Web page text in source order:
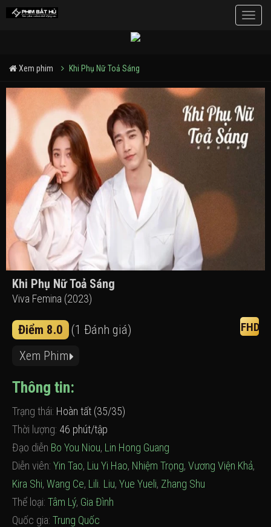
Toggle
Xem phim Khi Phụ Nữ Toả Sáng
Khi Phụ Nữ Toả Sáng
Viva Femina (2023)
Điểm 8.0 (1 Đánh giá) FHD
Xem Phim
Thông tin:
Trạng thái: Hoàn tất (35/35)
Thời lượng: 46 phút/tập
Đạo diễn Bo You Niou, Lin Hong Guang
Diễn viên: Yin Tao, Liu Yi Hao, Nhiệm Trọng, Vương Viện Khả,
Kira Shi, Wang Ce, Lili. Liu, Yue Yueli, Zhang Shu
Thể loại: Tâm Lý, Gia Đình
Quốc gia: Trung Quốc